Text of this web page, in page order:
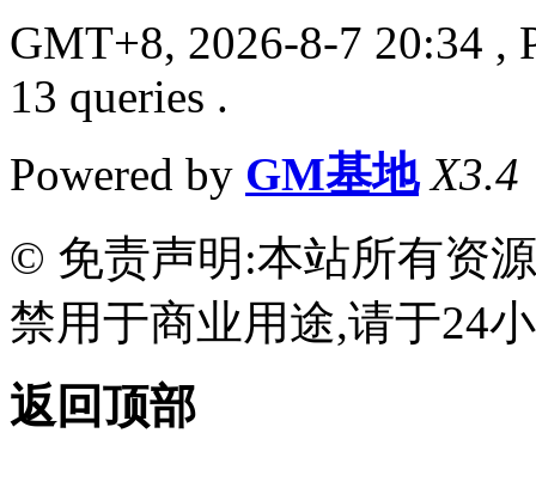
GMT+8, 2026-8-7 20:34 ,
13 queries .
Powered by GM基地 X3.4
© 免责声明:本站所有资
禁用于商业用途,请于24
返回顶部